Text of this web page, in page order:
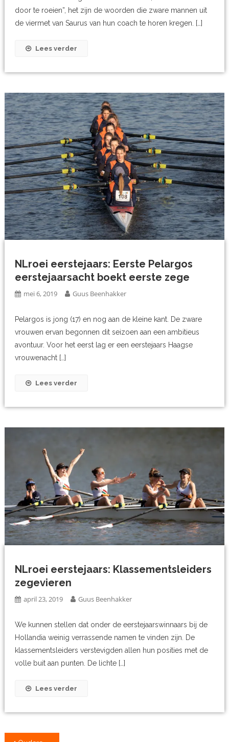
door te roeien”, het zijn de woorden die zware mannen uit
de viermet van Saurus van hun coach te horen kregen. […]
Lees verder
NLroei eerstejaars: Eerste Pelargos
eerstejaarsacht boekt eerste zege
mei 6, 2019 Guus Beenhakker
Pelargos is jong (17) en nog aan de kleine kant. De zware
vrouwen ervan begonnen dit seizoen aan een ambitieus
avontuur. Voor het eerst lag er een eerstejaars Haagse
vrouwenacht […]
Lees verder
NLroei eerstejaars: Klassementsleiders
zegevieren
april 23, 2019 Guus Beenhakker
We kunnen stellen dat onder de eerstejaarswinnaars bij de
Hollandia weinig verrassende namen te vinden zijn. De
klassementsleiders verstevigden allen hun posities met de
volle buit aan punten. De lichte […]
Lees verder